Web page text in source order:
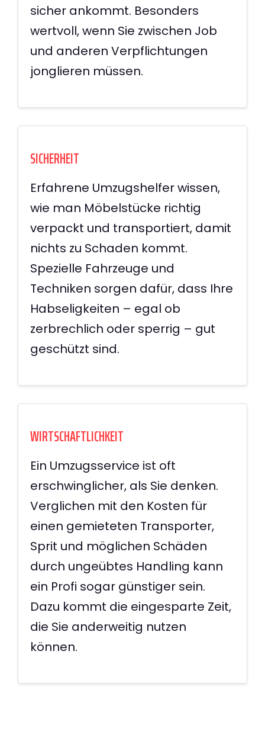
sicher ankommt. Besonders
wertvoll, wenn Sie zwischen Job
und anderen Verpflichtungen
jonglieren müssen.
SICHERHEIT
Erfahrene Umzugshelfer wissen,
wie man Möbelstücke richtig
verpackt und transportiert, damit
nichts zu Schaden kommt.
Spezielle Fahrzeuge und
Techniken sorgen dafür, dass Ihre
Habseligkeiten – egal ob
zerbrechlich oder sperrig – gut
geschützt sind.
WIRTSCHAFTLICHKEIT
Ein Umzugsservice ist oft
erschwinglicher, als Sie denken.
Verglichen mit den Kosten für
einen gemieteten Transporter,
Sprit und möglichen Schäden
durch ungeübtes Handling kann
ein Profi sogar günstiger sein.
Dazu kommt die eingesparte Zeit,
die Sie anderweitig nutzen
können.